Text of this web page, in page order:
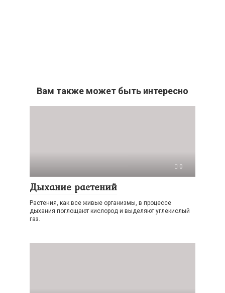
Вам также может быть интересно
0
Дыхание растений
Растения, как все живые организмы, в процессе
дыхания поглощают кислород и выделяют углекислый
газ.